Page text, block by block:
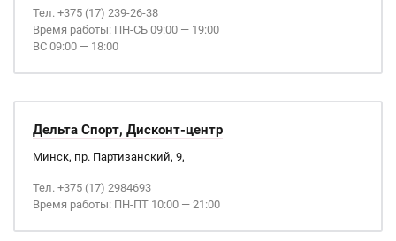
Тел. +375 (17) 239-26-38
Время работы: ПН-СБ 09:00 — 19:00
ВС 09:00 — 18:00
Дельта Спорт, Дисконт-центр
Минск, пр. Партизанский, 9,
Тел. +375 (17) 2984693
Время работы: ПН-ПТ 10:00 — 21:00